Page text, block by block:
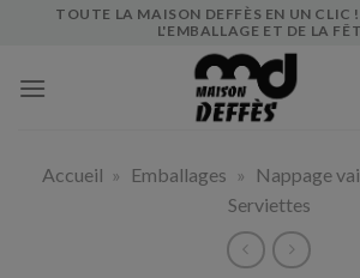
TOUTE LA MAISON DEFFÈS EN UN CLIC !
L'EMBALLAGE ET DE LA
Accueil » Emballages » Nappage
Serviettes